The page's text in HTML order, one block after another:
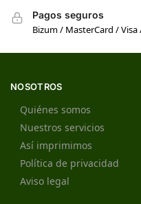
Pagos seguros
Bizum / MasterCard / Visa
NOSOTROS
Quiénes somos
Nuestros servicios
Así imprimimos
Política de privacidad
Aviso legal